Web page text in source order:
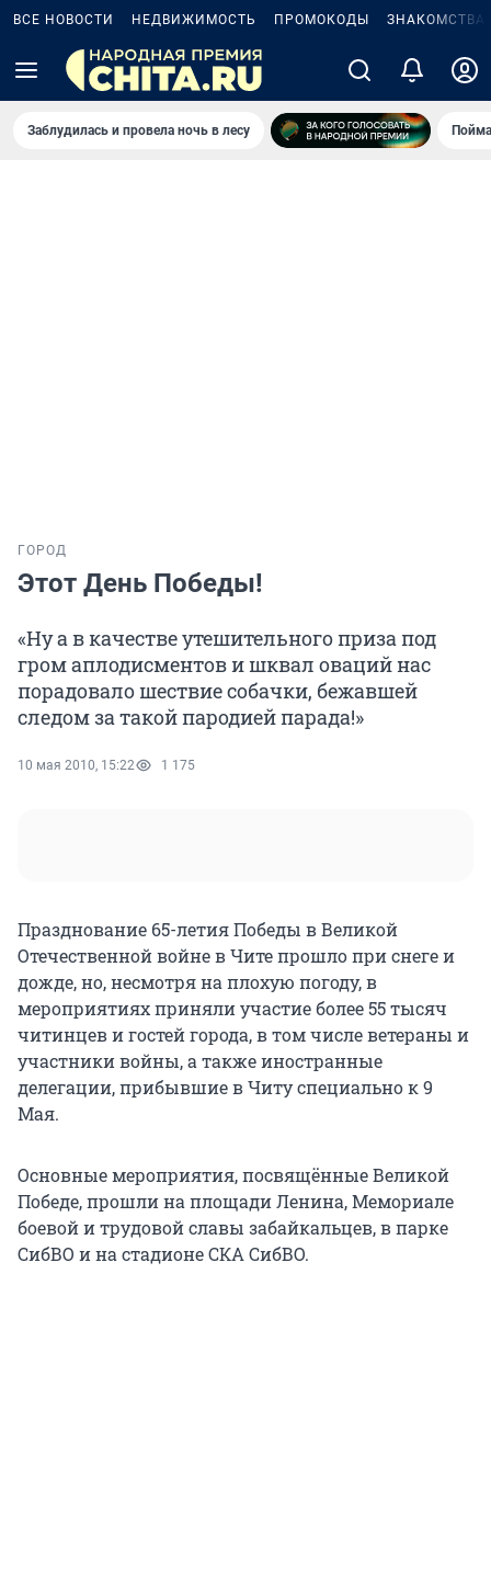
ВСЕ НОВОСТИ НЕДВИЖИМОСТЬ ПРОМОКОДЫ ЗНАКОМСТВА
Заблудилась и провела ночь в лесу
ГОРОД
Этот День Победы!
«Ну а в качестве утешительного приза под
гром аплодисментов и шквал оваций нас
порадовало шествие собачки, бежавшей
следом за такой пародией парада!»
10 мая 2010, 15:22 1 175
Празднование 65-летия Победы в Великой
Отечественной войне в Чите прошло при снеге и
дожде, но, несмотря на плохую погоду, в
мероприятиях приняли участие более 55 тысяч
читинцев и гостей города, в том числе ветераны и
участники войны, а также иностранные
делегации, прибывшие в Читу специально к 9
Мая.
Основные мероприятия, посвящённые Великой
Победе, прошли на площади Ленина, Мемориале
боевой и трудовой славы забайкальцев, в парке
СибВО и на стадионе СКА СибВО.